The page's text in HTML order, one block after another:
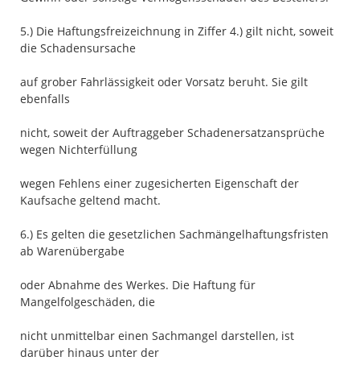
5.) Die Haftungsfreizeichnung in Ziffer 4.) gilt nicht, soweit
die Schadensursache
auf grober Fahrlässigkeit oder Vorsatz beruht. Sie gilt
ebenfalls
nicht, soweit der Auftraggeber Schadenersatzansprüche
wegen Nichterfüllung
wegen Fehlens einer zugesicherten Eigenschaft der
Kaufsache geltend macht.
6.) Es gelten die gesetzlichen Sachmängelhaftungsfristen
ab Warenübergabe
oder Abnahme des Werkes. Die Haftung für
Mangelfolgeschäden, die
nicht unmittelbar einen Sachmangel darstellen, ist
darüber hinaus unter der